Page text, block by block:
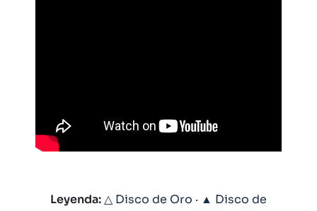
Leyenda:△ Disco de Oro · ▲ Disco de